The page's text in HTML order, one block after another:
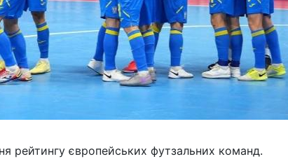
рейтингу європейських футзальних команд.